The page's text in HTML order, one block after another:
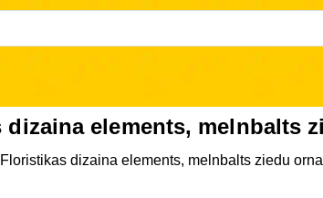
elements, melnbalts
dizaina elements, melnbalts ziedu